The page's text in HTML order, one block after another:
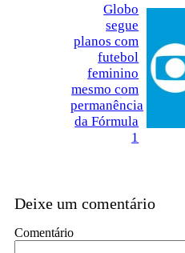
Globo
segue
planos com
futebol
feminino
mesmo com
permanência
da Fórmula
1
Deixe um comentário
Comentário